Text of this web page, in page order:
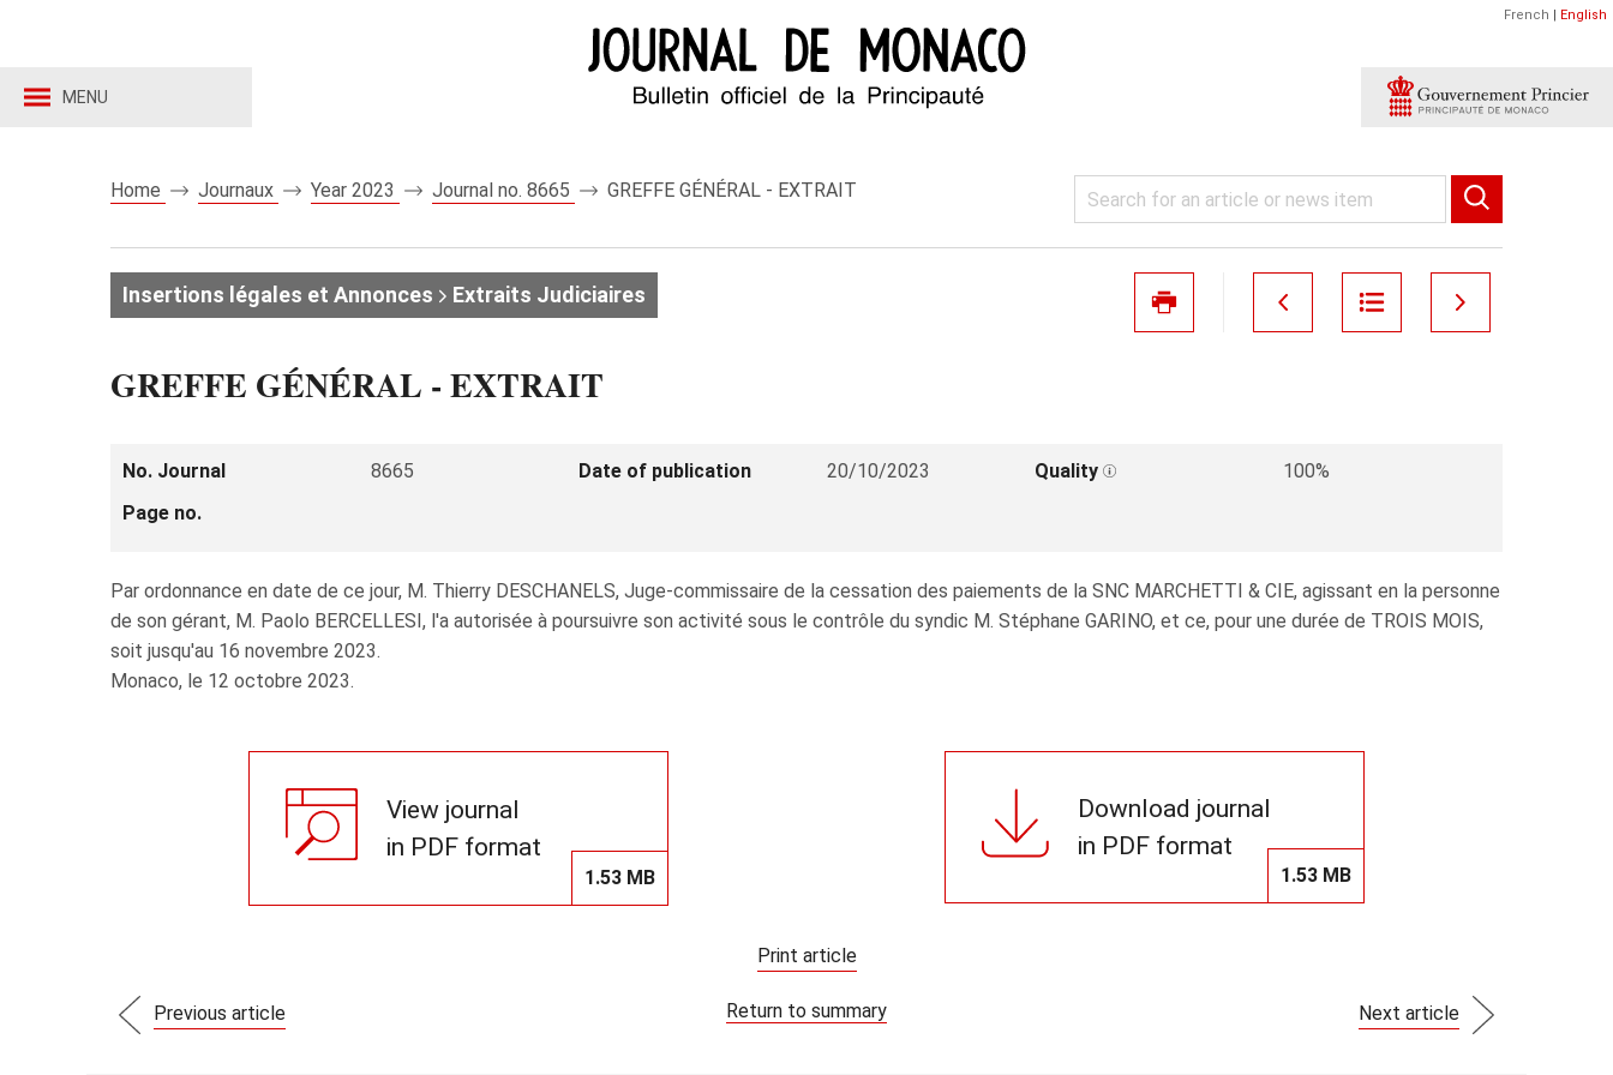
MENU
French | English
Home Journaux Year 2023 Journal no. 8665 GREFFE GÉNÉRAL - EXTRAIT
Insertions légales et Annonces Extraits Judiciaires
GREFFE GÉNÉRAL - EXTRAIT
No. Journal 8665 Date of publication 20/10/2023 Quality
100%
Page no.
Par ordonnance en date de ce jour, M. Thierry DESCHANELS, Juge-commissaire de la cessation des paiements de la SNC MARCHETTI & CIE, agissant en la personne
de son gérant, M. Paolo BERCELLESI, l'a autorisée à poursuivre son activité sous le contrôle du syndic M. Stéphane GARINO, et ce, pour une durée de TROIS MOIS,
soit jusqu'au 16 novembre 2023.
Monaco, le 12 octobre 2023.
View journal
in PDF format
1.53 MB
Download journal
in PDF format
1.53 MB
Print article
Previous article Return to summary Next article